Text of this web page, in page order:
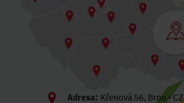
Adresa: Křenová 56, Brno - CZ